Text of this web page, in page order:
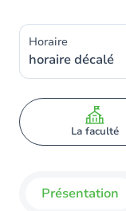
Horaire
horaire décalé
La faculté
Présentation